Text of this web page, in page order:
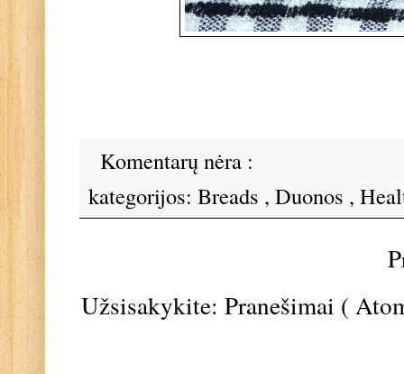
Komentarų nėra :
kategorijos: Breads , Duonos ,
Užsisakykite: Pranešimai (